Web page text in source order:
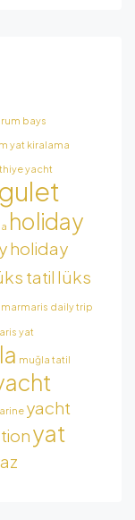
bays
yat kiralama
yacht
gulet
holiday
holiday
tatil lüks
marmaris daily trip
yat
muğla tatil
yacht
yat